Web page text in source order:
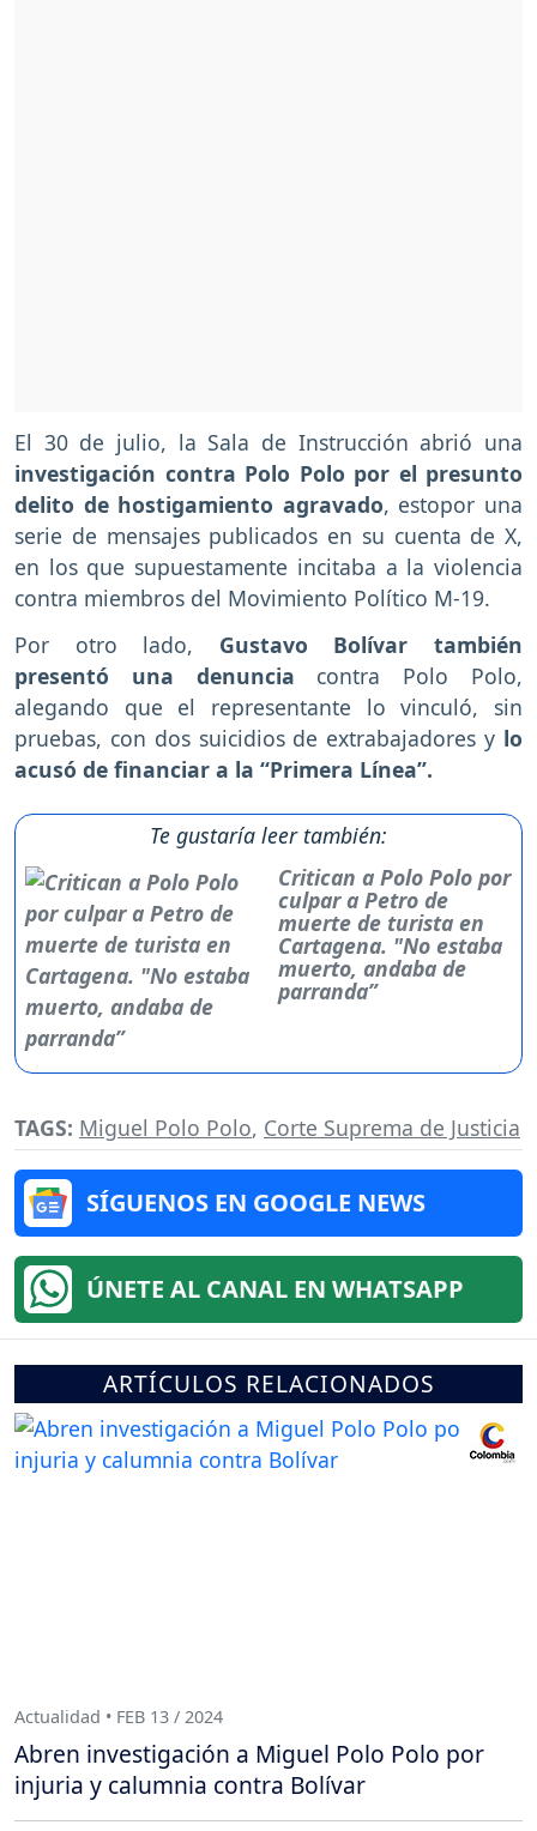
El 30 de julio, la Sala de Instrucción abrió una
investigación contra Polo Polo por el presunto
delito de hostigamiento agravado, estopor una
serie de mensajes publicados en su cuenta de X,
en los que supuestamente incitaba a la violencia
contra miembros del Movimiento Político M-19.
Por otro lado, Gustavo Bolívar también
presentó una denuncia contra Polo Polo,
alegando que el representante lo vinculó, sin
pruebas, con dos suicidios de extrabajadores y lo
acusó de financiar a la “Primera Línea”.
Te gustaría leer también:
Critican a Polo Polo por
culpar a Petro de
muerte de turista en
Cartagena. "No estaba
muerto, andaba de
parranda”
TAGS: Miguel Polo Polo, Corte Suprema de Justicia
SÍGUENOS EN GOOGLE NEWS
ÚNETE AL CANAL EN WHATSAPP
ARTÍCULOS RELACIONADOS
Actualidad • FEB 13 / 2024
Abren investigación a Miguel Polo Polo por
injuria y calumnia contra Bolívar